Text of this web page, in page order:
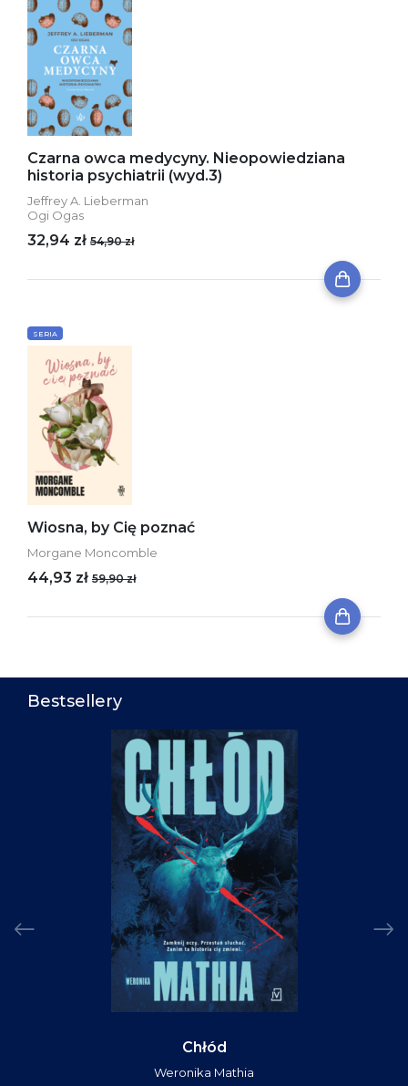
Czarna owca medycyny. Nieopowiedziana
historia psychiatrii (wyd.3)
Jeffrey A. Lieberman
Ogi Ogas
32,94 zł 54,90 zł
SERIA
Wiosna, by Cię poznać
Morgane Moncomble
44,93 zł 59,90 zł
Bestsellery
Chłód
Weronika Mathia